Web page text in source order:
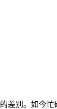
别。如今忙